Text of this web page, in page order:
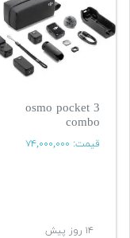
osmo pocket 3
combo
قیمت: ۷۴,۰۰۰,۰۰۰
۱۴ روز پیش